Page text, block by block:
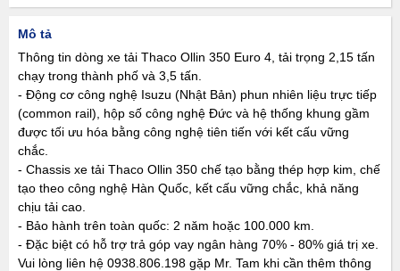
Mô tả
Thông tin dòng xe tải Thaco Ollin 350 Euro 4, tải trọng 2,15 tấn
chạy trong thành phố và 3,5 tấn.
- Động cơ công nghệ Isuzu (Nhật Bản) phun nhiên liệu trực tiếp
(common rail), hộp số công nghệ Đức và hệ thống khung gầm
được tối ưu hóa bằng công nghệ tiên tiến với kết cấu vững
chắc.
- Chassis xe tải Thaco Ollin 350 chế tạo bằng thép hợp kim, chế
tạo theo công nghệ Hàn Quốc, kết cấu vững chắc, khả năng
chịu tải cao.
- Bảo hành trên toàn quốc: 2 năm hoặc 100.000 km.
- Đặc biệt có hỗ trợ trả góp vay ngân hàng 70% - 80% giá trị xe.
Vui lòng liên hệ 0938.806.198 gặp Mr. Tam khi cần thêm thông